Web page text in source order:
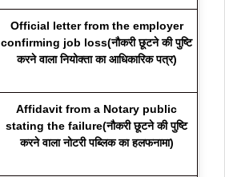
Official letter from the employer
confirming job loss(नौकरी छूटने की पुष्टि
करने वाला नियोक्ता का आधिकारिक पत्र)
Affidavit from a Notary public
stating the failure(नौकरी छूटने की पुष्टि
करने वाला नोटरी पब्लिक का हलफनामा)